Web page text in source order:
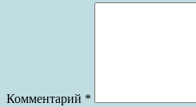
Комментарий *